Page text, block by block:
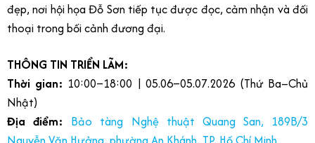
đẹp, nơi hội họa Đỗ Sơn tiếp tục được đọc, cảm nhận và đối
thoại trong bối cảnh đương đại.
THÔNG TIN TRIỂN LÃM:
Thời gian: 10:00–18:00 | 05.06–05.07.2026 (Thứ Ba–Chủ
Nhật)
Địa điểm: Bảo tàng Nghệ thuật Quang San, 189B/3